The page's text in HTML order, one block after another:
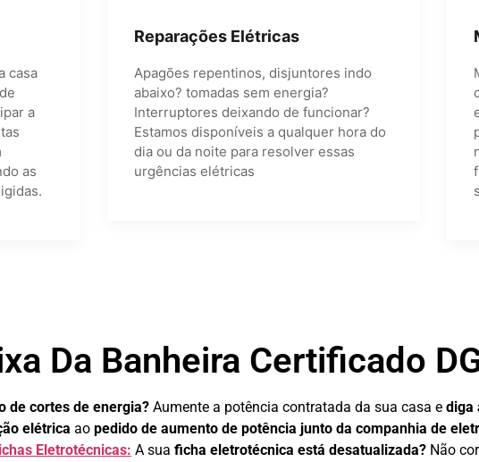
casa
a
as
Reparações Elétricas
Apagões repentinos, disjuntores indo
abaixo? tomadas sem energia?
Interruptores deixando de funcionar?
Estamos disponíveis a qualquer hora do
dia ou da noite para resolver essas
urgências elétricas
Da Banheira Certificado
de cortes de energia? Aumente a potência contratada da sua casa e diga
elétrica ao pedido de aumento de potência junto da companhia de
Eletrotécnicas: A sua ficha eletrotécnica está desatualizada? Não